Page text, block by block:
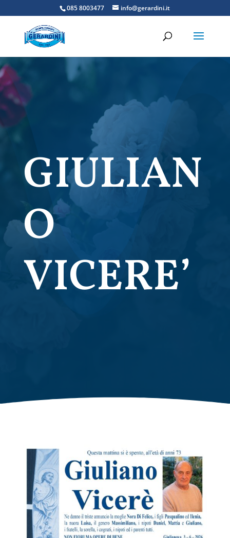
085 8003477 info@gerardini.it
GIULIAN
O
VICERE’